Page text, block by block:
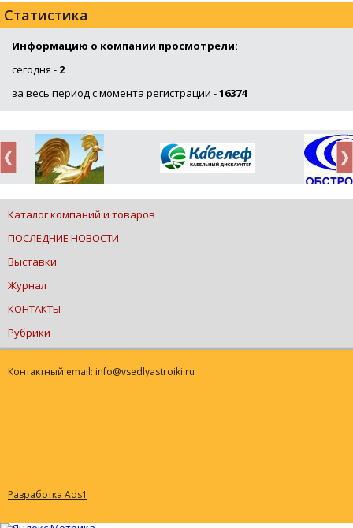
Статистика
Информацию о компании просмотрели:
сегодня - 2
за весь период с момента регистрации -16374
Каталог компаний и товаров
ПОСЛЕДНИЕ НОВОСТИ
Выставки
Журнал
КОНТАКТЫ
Рубрики
Контактный email: info@vsedlyastroiki.ru
Разработка Ads1